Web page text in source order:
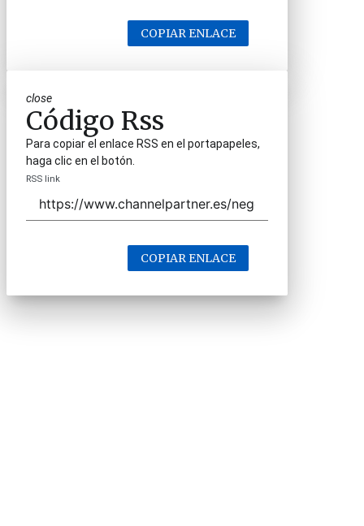
COPIAR ENLACE
close
Código Rss
Para copiar el enlace RSS en el portapapeles,
haga clic en el botón.
RSS link
COPIAR ENLACE